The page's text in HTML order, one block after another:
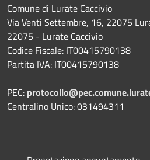
Comune di Lurate Caccivio
Via Venti Settembre, 16, 22075
22075 - Lurate Caccivio
Codice Fiscale: IT00415790138
Partita IVA: IT00415790138
PEC:
Centralino Unico: 031494311